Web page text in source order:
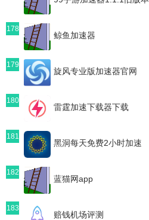
178
鲸鱼加速器
179
旋风专业版加速器官网
180
雷霆加速下载器下载
181
黑洞每天免费2小时加速
182
蓝猫网app
183
赔钱机场评测